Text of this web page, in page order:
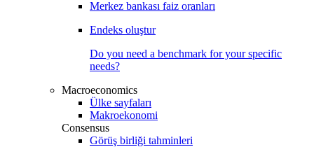
Merkez bankası faiz oranları
Endeks oluştur
Do you need a benchmark for your specific
needs?
Macroeconomics
Ülke sayfaları
Makroekonomi
Consensus
Görüş birliği tahminleri